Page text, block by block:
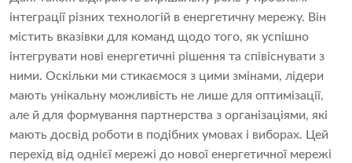
інтеграції різних технологій в енергетичну мережу. Він
містить вказівки для команд щодо того, як успішно
інтегрувати нові енергетичні рішення та співіснувати з
ними. Оскільки ми стикаємося з цими змінами, лідери
мають унікальну можливість не лише для оптимізації,
але й для формування партнерства з організаціями, які
мають досвід роботи в подібних умовах і виборах. Цей
перехід від однієї мережі до нової енергетичної мережі